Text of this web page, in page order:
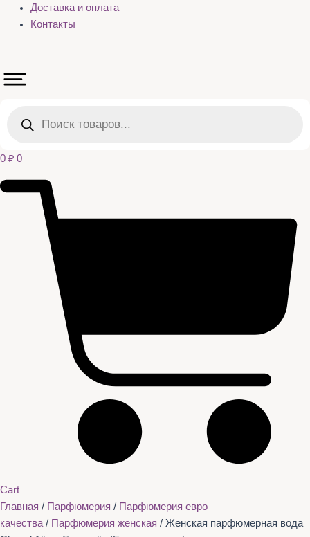
Доставка и оплата
Контакты
товаров
0 ₽ 0
Cart
Главная / Парфюмерия / Парфюмерия евро
качества / Парфюмерия женская / Женская парфюмерная вода